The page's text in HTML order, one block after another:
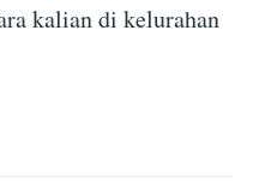
kalian di kelurahan